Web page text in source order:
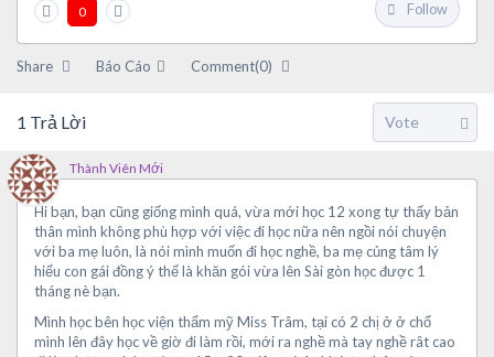
0 Follow
Share Báo Cáo Comment(0)
1 Trả Lời
Thành Viên Mới
Hi bạn, bạn cũng giống mình quá, vừa mới học 12 xong tự thấy bản
thân mình không phù hợp với việc đi học nữa nên ngồi nói chuyện
với ba mẹ luôn, là nói mình muốn đi học nghề, ba mẹ củng tâm lý
hiểu con gái đồng ý thế là khăn gói vừa lên Sài gòn học được 1
tháng nè bạn.
Mình học bên học viện thẩm mỹ Miss Trâm, tại có 2 chị ở ở chổ
mình lên đây học về giờ đi làm rồi, mới ra nghề mà tay nghề rât cao